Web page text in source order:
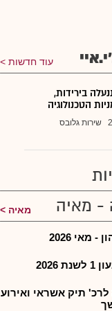
עוד חדשות
בירידות,
הטכנולוגיה
שירות גלובס
- מאיה
מאיה
2026
תיק אשראי ואירוע